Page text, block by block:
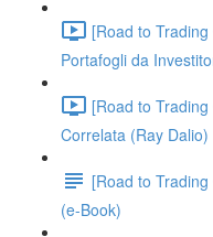
[Road to
Portafogli da
[Road to
Correlata (Ray
[Road to
(e-Book)